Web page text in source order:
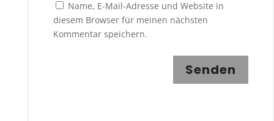
Name, E-Mail-Adresse und Website in
diesem Browser für meinen nächsten
Kommentar speichern.
Senden